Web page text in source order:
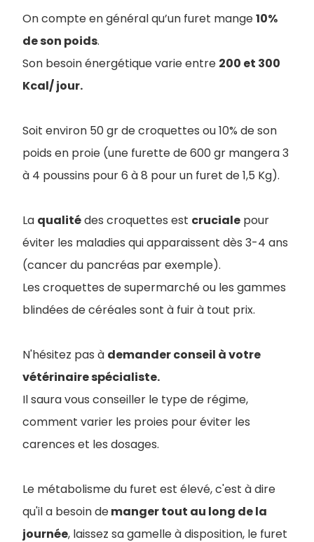
On compte en général qu’un furet mange10%
de son poids.
Son besoin énergétique varie entre 200 et 300
Kcal/ jour.
Soit environ 50 gr de croquettes ou 10% de son
poids en proie (une furette de 600 gr mangera 3
à 4 poussins pour 6 à 8 pour un furet de 1,5 Kg).
La qualitédes croquettes est cruciale pour
éviter les maladies qui apparaissent dès 3-4 ans
(cancer du pancréas par exemple).
Les croquettes de supermarché ou les gammes
blindées de céréales sont à fuir à tout prix.
N'hésitez pas à demander conseil à votre
vétérinaire spécialiste.
Il saura vous conseiller le type de régime,
comment varier les proies pour éviter les
carences et les dosages.
Le métabolisme du furet est élevé, c'est à dire
qu'il a besoin demanger tout au long de la
journée, laissez sa gamelle à disposition, le furet